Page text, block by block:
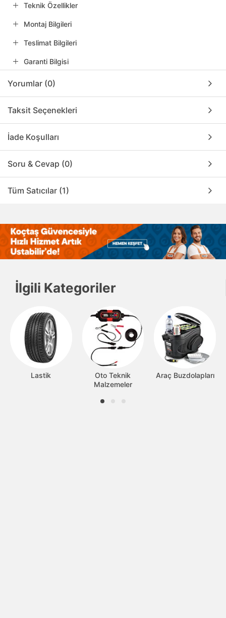
Teknik Özellikler
Montaj Bilgileri
Teslimat Bilgileri
Garanti Bilgisi
Yorumlar (0)
Taksit Seçenekleri
İade Koşulları
Soru & Cevap (0)
Tüm Satıcılar (1)
İlgili Kategoriler
Lastik
Oto Teknik
Malzemeler
Araç Buzdolapları